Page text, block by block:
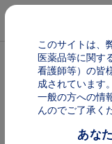
ラプシド
このサイトは、
医薬品等に関す
看護師等）の皆
成されています。
一般の方への情
んのでご了承く
あな